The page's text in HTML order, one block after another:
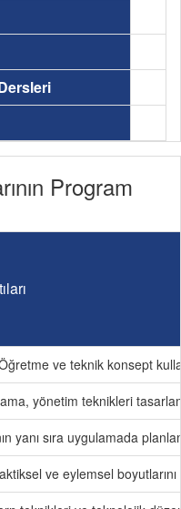
Program
ve teknik konsept
yönetim teknikleri
yanı sıra uygulamada
ve eylemsel boyutlarını